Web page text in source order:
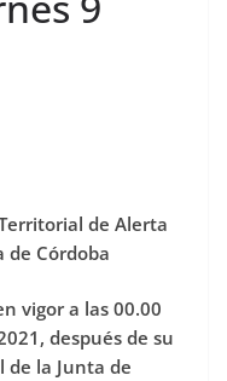
de Alerta
de Córdoba
vigor a las 00.00
después de su
de la Junta de